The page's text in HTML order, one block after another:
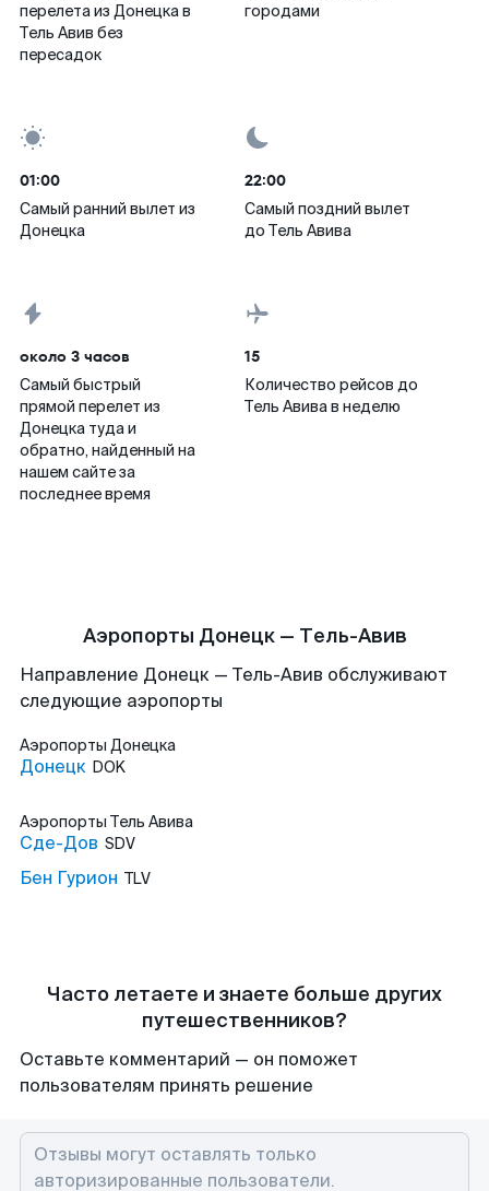
перелета из Донецка в
Тель Авив без
пересадок
городами
01:00
Самый ранний вылет из
Донецка
22:00
Самый поздний вылет
до Тель Авива
около 3 часов
Самый быстрый
прямой перелет из
Донецка туда и
обратно, найденный на
нашем сайте за
последнее время
15
Количество рейсов до
Тель Авива в неделю
Аэропорты Донецк — Тель-Авив
Направление Донецк — Тель-Авив обслуживают
следующие аэропорты
Аэропорты Донецка
Донецк DOK
Аэропорты Тель Авива
Сде-Дов SDV
Бен Гурион TLV
Часто летаете и знаете больше других
путешественников?
Оставьте комментарий — он поможет
пользователям принять решение